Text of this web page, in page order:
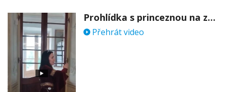
Prohlídka s princeznou na zámku Stekník
Přehrát video